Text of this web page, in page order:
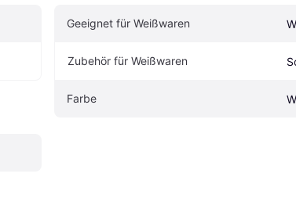
Geeignet für Weißwaren
Zubehör für Weißwaren
Farbe